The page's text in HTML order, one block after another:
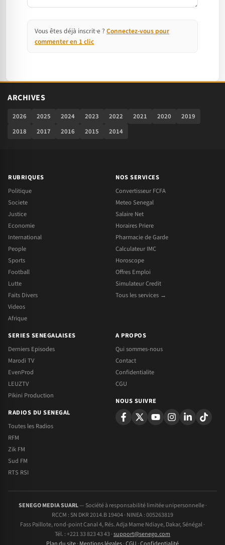
Vous êtes déjà inscrit·e ? Connectez-vous pour
commenter en 1 clic
ARCHIVES
2026 2025 2024 2023 2022 2021 2020
2019
2018
2017 2016 2015 2014
RUBRIQUES
Politique
Societe
Justice
Economie
International
People
Sports
Football
Lutte
Faits Divers
Videos
Afrique
NOS SERVICES
Convertisseur FCFA
Meteo Senegal
Salaire Net
Horaires Priere
Pharmacie de Garde
Calculateur IMC
Horoscope
Offres Emploi
Simulateur Credit
Tous les services →
SERIES SENEGALAISES
Derniers Episodes
Marodi TV
EvenProd
LEUZTV
Pikini Production
RADIOS DU SENEGAL
Toutes les Radios
RFM
Zik FM
Sud FM
RTS RSI
A PROPOS
Qui sommes-nous
Contact
Confidentialite
CGU
NOUS SUIVRE
SENEGO MEDIA SUARL— Société à responsabilité limitée unipersonnelle ·
RCCM : SN DKR 2014.B 19404 · NINEA : 005263819
Fass Paillote, rond-point Canal 4, Rés. Adja Mame Ndiaye, Dakar, Sénégal ·
Tél. : +221 33 823 43 43 ·support@senego.com